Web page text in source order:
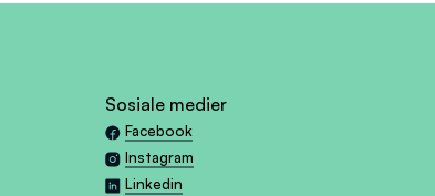
Sosiale medier
Facebook
Instagram
Linkedin